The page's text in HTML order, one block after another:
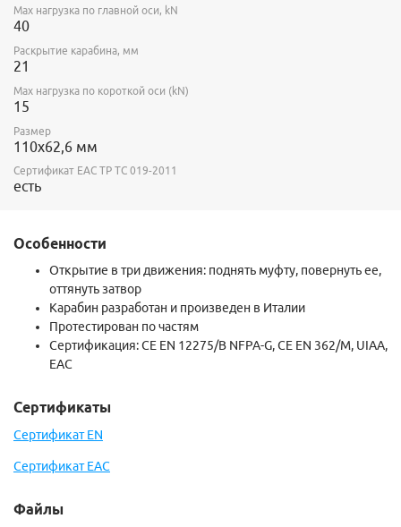
Max нагрузка по главной оси, kN
40
Раскрытие карабина, мм
21
Max нагрузка по короткой оси (kN)
15
Размер
110х62,6 мм
Сертификат ЕАС ТР ТС 019-2011
есть
Особенности
Открытие в три движения: поднять муфту, повернуть ее,
оттянуть затвор
Карабин разработан и произведен в Италии
Протестирован по частям
Сертификация:CE EN 12275/B NFPA-G, CE EN 362/M, UIAA,
EAC
Сертификаты
Сертификат EN
Сертификат EAC
Файлы